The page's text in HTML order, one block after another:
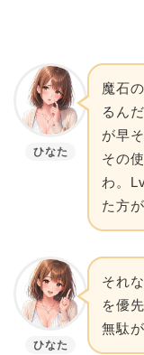
ひなた
魔石
るん
が早
その
わ。
た方
ひなた
それ
を優
無駄